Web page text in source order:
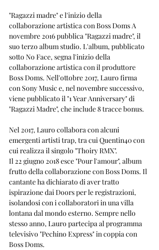
"Ragazzi madre" e l'inizio della
collaborazione artistica con Boss Doms A
novembre 2016 pubblica "Ragazzi madre", il
suo terzo album studio. L'album, pubblicato
sotto No Face, segna l'inizio della
collaborazione artistica con il produttore
Boss Doms. Nell'ottobre 2017, Lauro firma
con Sony Music e, nel novembre successivo,
viene pubblicato il "1 Year Anniversary" di
"Ragazzi Madre", che include 8 tracce bonus.
Nel 2017, Lauro collabora con alcuni
emergenti artisti trap, tra cui Quentin40 con
cui realizza il singolo "Thoiry RMX".
Il 22 giugno 2018 esce "Pour l'amour", album
frutto della collaborazione con Boss Doms. Il
cantante ha dichiarato di aver tratto
ispirazione dai Doors per le registrazioni,
isolandosi con i collaboratori in una villa
lontana dal mondo esterno. Sempre nello
stesso anno, Lauro partecipa al programma
televisivo "Pechino Express" in coppia con
Boss Doms.